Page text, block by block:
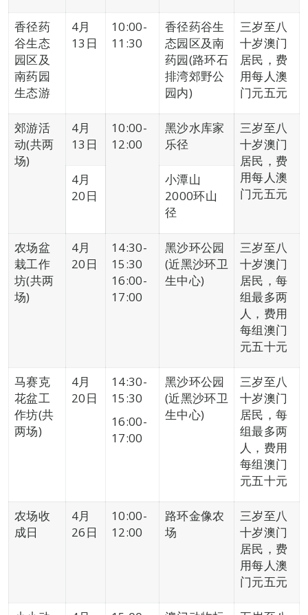
香径药
谷生态
园区及
南药园
生态游
4月
13日
10:00-
11:30
香径药谷生
态园区及南
药园(路环石
排湾郊野公
园内)
三岁至八
十岁澳门
居民，费
用每人澳
门元五元
郊游活
动(共两
场)
4月
13日
10:00-
12:00
黑沙水库家
乐径
三岁至八
十岁澳门
居民，费
用每人澳
门元五元
4月
20日
小潭山
2000环山
径
农场盆
栽工作
坊(共两
场)
4月
20日
14:30-
15:30
16:00-
17:00
黑沙环公园
(近黑沙环卫
生中心)
三岁至八
十岁澳门
居民，每
组最多两
人，费用
每组澳门
元五十元
马赛克
花盆工
作坊(共
两场)
4月
20日
14:30-
15:30
16:00-
17:00
黑沙环公园
(近黑沙环卫
生中心)
三岁至八
十岁澳门
居民，每
组最多两
人，费用
每组澳门
元五十元
农场收
成日
4月
26日
10:00-
12:00
路环金像农
场
三岁至八
十岁澳门
居民，费
用每人澳
门元五元